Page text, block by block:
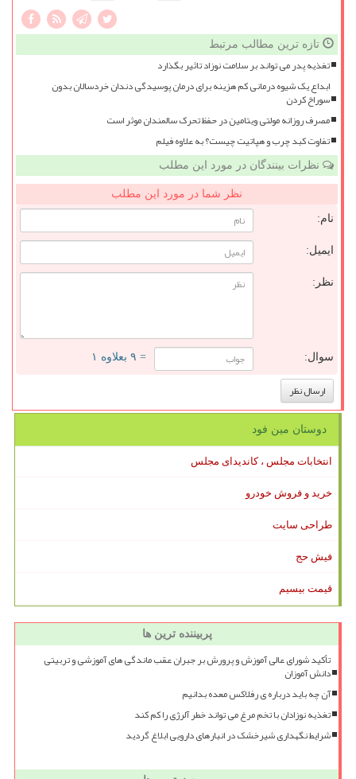
تازه ترین مطالب مرتبط
تغذیه پدر می تواند بر سلامت نوزاد تاثیر بگذارد
ابداع یک شیوه درمانی کم هزینه برای درمان پوسیدگی دندان خردسالان بدون
سوراخ کردن
مصرف روزانه مولتی ویتامین در حفظ تحرک سالمندان موثر است
تفاوت کبد چرب و هپاتیت چیست؟ به علاوه فیلم
نظرات بینندگان در مورد این مطلب
نظر شما در مورد این مطلب
نام:
ایمیل:
نظر:
سوال: = ۹ بعلاوه ۱
دوستان مین فود
انتخابات مجلس ، کاندیدای مجلس
خرید و فروش خودرو
طراحی سایت
فیش حج
قیمت بیسیم
پربیننده ترین ها
تأکید شورای عالی آموزش و پرورش بر جبران عقب ماندگی های آموزشی و تربیتی
دانش آموزان
آن چه باید درباره ی رفلاکس معده بدانیم
تغذیه نوزادان با تخم مرغ می تواند خطر آلرژی را کم کند
شرایط نگهداری شیرخشک در انبارهای دارویی ابلاغ گردید